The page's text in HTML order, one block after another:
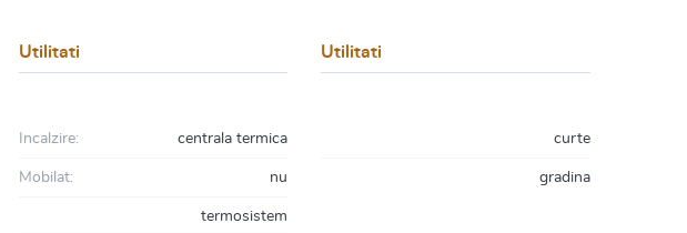
Utilitati
Incalzire: centrala termica
Mobilat: nu
termosistem
Utilitati
curte
gradina